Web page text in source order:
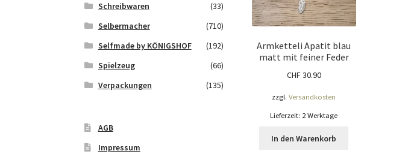
Armketteli Apatit blau
matt mit feiner Feder
CHF30.90
zzgl.Versandkosten
Lieferzeit: 2 Werktage
In den Warenkorb
Schreibwaren
(33)
Selbermacher
(710)
Selfmade by KÖNIGSHOF
(192)
Spielzeug
(66)
Verpackungen
(135)
AGB
Impressum